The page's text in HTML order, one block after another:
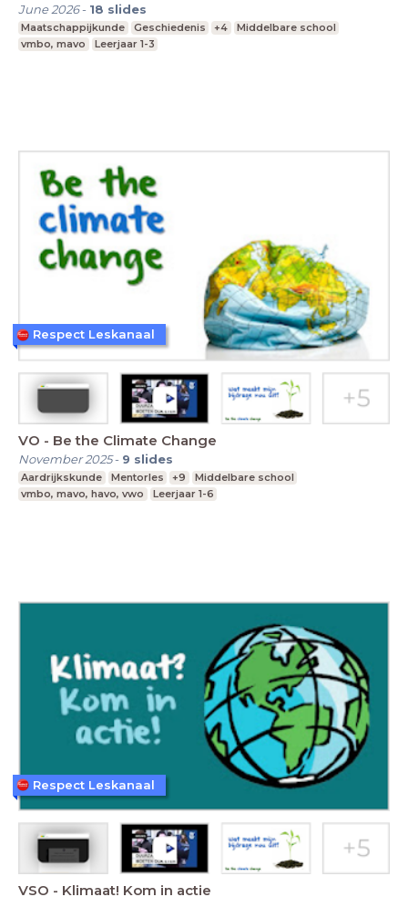
June 2026- 18 slides
Maatschappijkunde Geschiedenis +4
Middelbare school
vmbo, mavo
Leerjaar 1-3
VO - Be the Climate Change
November 2025- 9 slides
Aardrijkskunde Mentorles +9
Middelbare school
vmbo, mavo, havo, vwo
Leerjaar 1-6
Respect Leskanaal
VSO - Klimaat! Kom in actie
Respect Leskanaal